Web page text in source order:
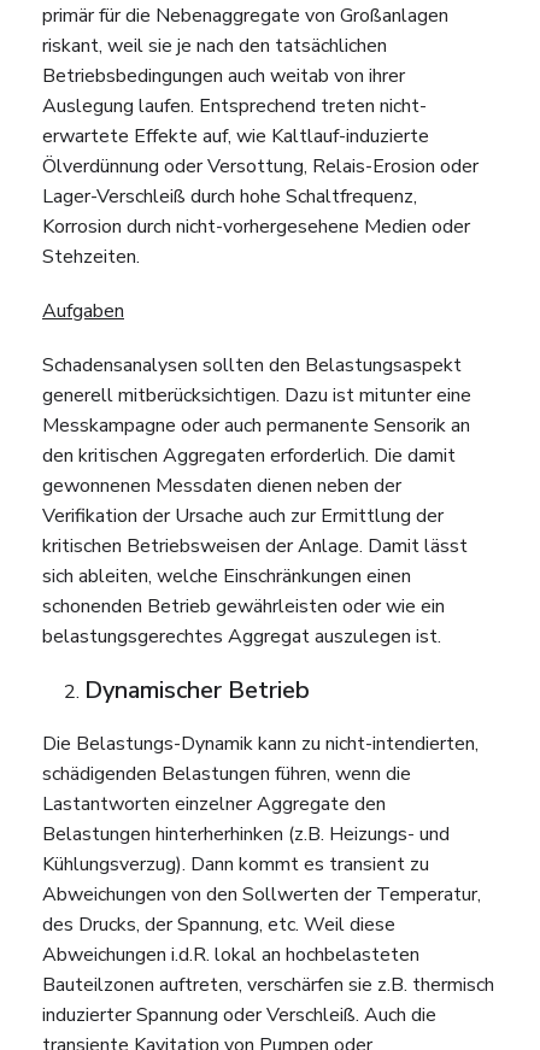
primär für die Nebenaggregate von Großanlagen
riskant, weil sie je nach den tatsächlichen
Betriebsbedingungen auch weitab von ihrer
Auslegung laufen. Entsprechend treten nicht-
erwartete Effekte auf, wie Kaltlauf-induzierte
Ölverdünnung oder Versottung, Relais-Erosion oder
Lager-Verschleiß durch hohe Schaltfrequenz,
Korrosion durch nicht-vorhergesehene Medien oder
Stehzeiten.
Aufgaben
Schadensanalysen sollten den Belastungsaspekt
generell mitberücksichtigen. Dazu ist mitunter eine
Messkampagne oder auch permanente Sensorik an
den kritischen Aggregaten erforderlich. Die damit
gewonnenen Messdaten dienen neben der
Verifikation der Ursache auch zur Ermittlung der
kritischen Betriebsweisen der Anlage. Damit lässt
sich ableiten, welche Einschränkungen einen
schonenden Betrieb gewährleisten oder wie ein
belastungsgerechtes Aggregat auszulegen ist.
Dynamischer Betrieb
Die Belastungs-Dynamik kann zu nicht-intendierten,
schädigenden Belastungen führen, wenn die
Lastantworten einzelner Aggregate den
Belastungen hinterherhinken (z.B. Heizungs- und
Kühlungsverzug). Dann kommt es transient zu
Abweichungen von den Sollwerten der Temperatur,
des Drucks, der Spannung, etc. Weil diese
Abweichungen i.d.R. lokal an hochbelasteten
Bauteilzonen auftreten, verschärfen sie z.B. thermisch
induzierter Spannung oder Verschleiß. Auch die